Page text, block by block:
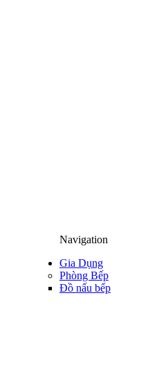
Navigation
Gia Dụng
Phòng Bếp
Đồ nấu bếp